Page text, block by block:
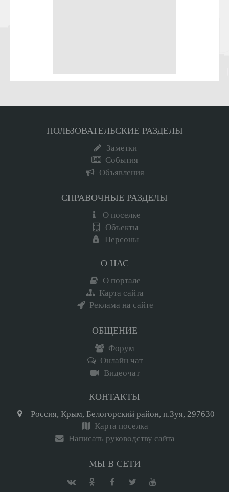
ПОЛЬЗОВАТЕЛЬСКИЕ РАЗДЕЛЫ
Заметки
События
Объявления
СПРАВОЧНЫЕ РАЗДЕЛЫ
О поселке
Объекты
Персоны
О НАС
О портале
Карта сайта
Реклама на сайте
ОБЩЕНИЕ
Форум
Онлайн чат
Видеочат
КОНТАКТЫ
Россия, Крым, Белогорский район, п.Зуя, 297630
Карта поселка
Написать руководству сайта
МЫ В СЕТИ